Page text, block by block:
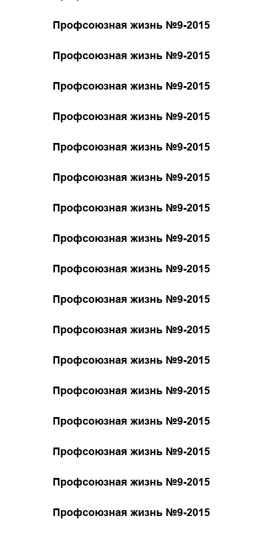
Профсоюзная жизнь №9-2015
Профсоюзная жизнь №9-2015
Профсоюзная жизнь №9-2015
Профсоюзная жизнь №9-2015
Профсоюзная жизнь №9-2015
Профсоюзная жизнь №9-2015
Профсоюзная жизнь №9-2015
Профсоюзная жизнь №9-2015
Профсоюзная жизнь №9-2015
Профсоюзная жизнь №9-2015
Профсоюзная жизнь №9-2015
Профсоюзная жизнь №9-2015
Профсоюзная жизнь №9-2015
Профсоюзная жизнь №9-2015
Профсоюзная жизнь №9-2015
Профсоюзная жизнь №9-2015
Профсоюзная жизнь №9-2015